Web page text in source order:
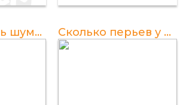
Как избежать шумного орла петуха каждое утро: полезные советы Сколько перьев у петуха? Узнайте все подробности